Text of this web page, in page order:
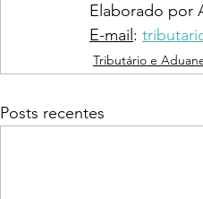
Elaborado por
E-mail :
Tributário e
Posts recentes